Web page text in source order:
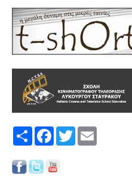
Share FacebookTwitter